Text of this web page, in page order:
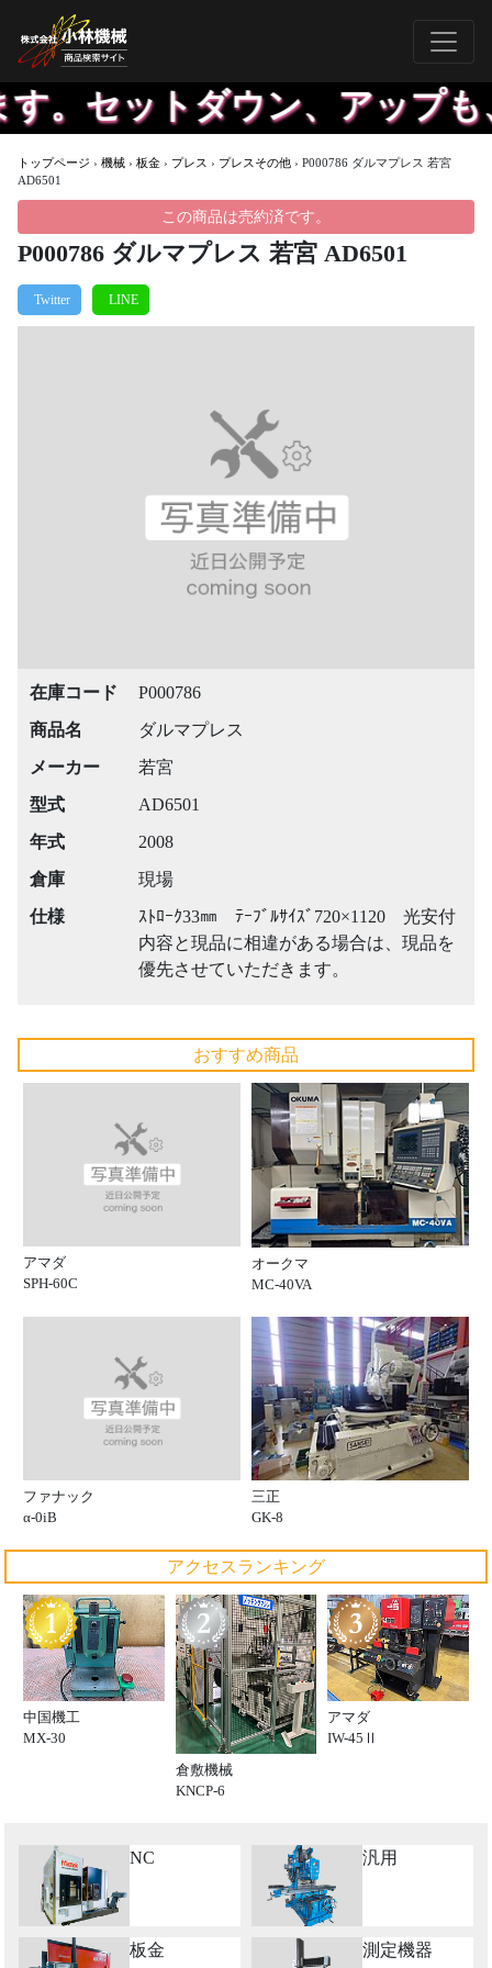
セットダウン、アップも
トップページ › 機械 › 板金 › プレス › プレスその他 › P000786 ダルマプレス 若宮
AD6501
この商品は売約済です。
P000786 ダルマプレス 若宮 AD6501
在庫コード
P000786
商品名
ダルマプレス
メーカー
若宮
型式
AD6501
年式
2008
倉庫
現場
仕様
ｽﾄﾛｰｸ33㎜ ﾃｰﾌﾞﾙｻｲｽﾞ720×1120 光安付
内容と現品に相違がある場合は、現品を
優先させていただきます。
おすすめ商品
アマダ
SPH-60C
オークマ
MC-40VA
ファナック
α-0iB
三正
GK-8
アクセスランキング
中国機工
MX-30
倉敷機械
KNCP-6
アマダ
IW-45Ⅱ
NC 汎用
板金 測定機器